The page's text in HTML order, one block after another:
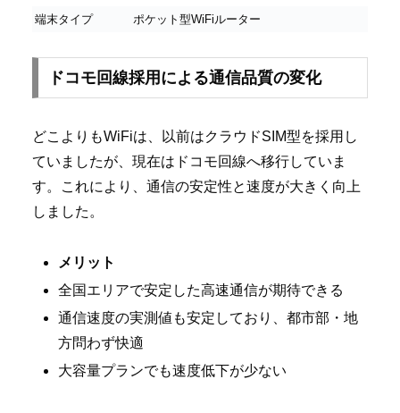
端末タイプ
ポケット型WiFiルーター
ドコモ回線採用による通信品質の変化
どこよりもWiFiは、以前はクラウドSIM型を採用し
ていましたが、現在はドコモ回線へ移行していま
す。これにより、通信の安定性と速度が大きく向上
しました。
メリット
全国エリアで安定した高速通信が期待できる
通信速度の実測値も安定しており、都市部・地
方問わず快適
大容量プランでも速度低下が少ない